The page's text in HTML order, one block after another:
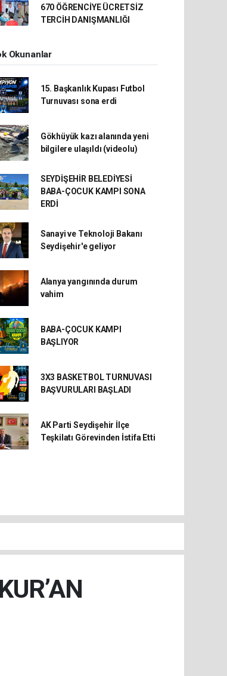
670 ÖĞRENCİYE ÜCRETSİZ
TERCİH DANIŞMANLIĞI
Okunanlar
15. Başkanlık Kupası Futbol
Turnuvası sona erdi
Gökhüyük kazı alanında yeni
bilgilere ulaşıldı (videolu)
SEYDİŞEHİR BELEDİYESİ
BABA-ÇOCUK KAMPI SONA
ERDİ
Sanayi ve Teknoloji Bakanı
Seydişehir'e geliyor
Alanya yangınında durum
vahim
BABA-ÇOCUK KAMPI
BAŞLIYOR
3X3 BASKETBOL TURNUVASI
BAŞVURULARI BAŞLADI
AK Parti Seydişehir İlçe
Teşkilatı Görevinden İstifa Etti